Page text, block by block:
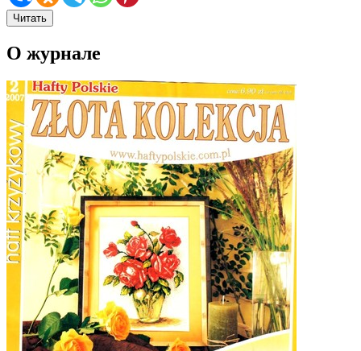
Читать
О журнале